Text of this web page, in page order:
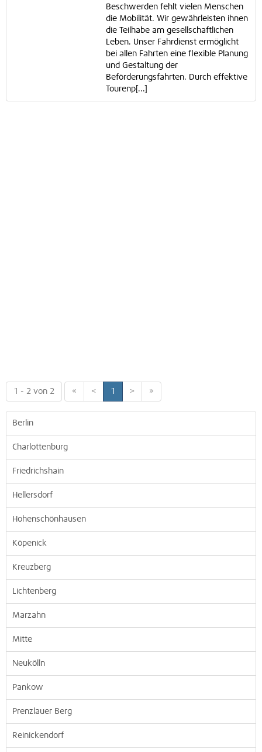
Beschwerden fehlt vielen Menschen
die Mobilität. Wir gewährleisten ihnen
die Teilhabe am gesellschaftlichen
Leben. Unser Fahrdienst ermöglicht
bei allen Fahrten eine flexible Planung
und Gestaltung der
Beförderungsfahrten. Durch effektive
Tourenp[...]
1 - 2 von 2 « < 1 > »
Berlin
Charlottenburg
Friedrichshain
Hellersdorf
Hohenschönhausen
Köpenick
Kreuzberg
Lichtenberg
Marzahn
Mitte
Neukölln
Pankow
Prenzlauer Berg
Reinickendorf